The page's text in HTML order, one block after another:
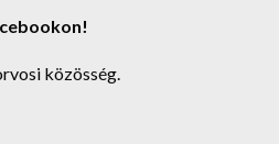
közösség.